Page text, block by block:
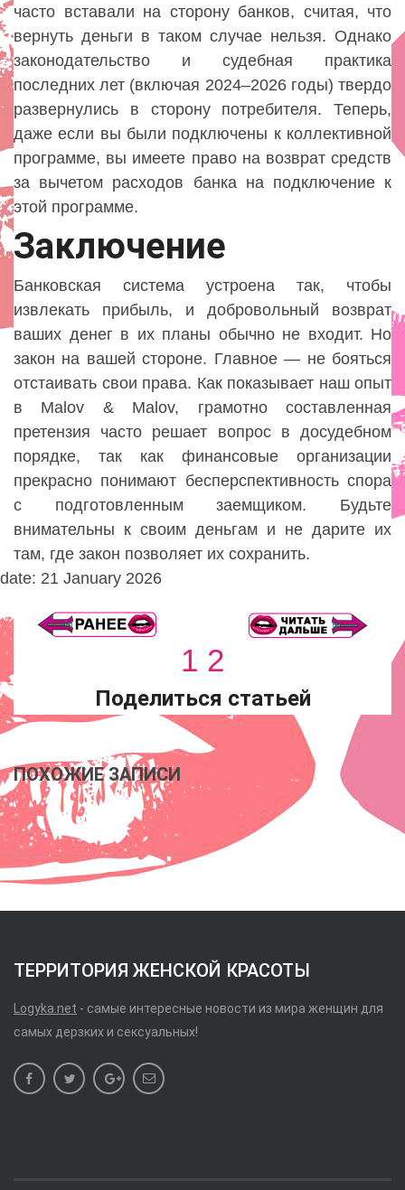
часто вставали на сторону банков, считая, что
вернуть деньги в таком случае нельзя. Однако
законодательство и судебная практика
последних лет (включая 2024–2026 годы) твердо
развернулись в сторону потребителя. Теперь,
даже если вы были подключены к коллективной
программе, вы имеете право на возврат средств
за вычетом расходов банка на подключение к
этой программе.
Заключение
Банковская система устроена так, чтобы
извлекать прибыль, и добровольный возврат
ваших денег в их планы обычно не входит. Но
закон на вашей стороне. Главное — не бояться
отстаивать свои права. Как показывает наш опыт
в Malov & Malov, грамотно составленная
претензия часто решает вопрос в досудебном
порядке, так как финансовые организации
прекрасно понимают бесперспективность спора
с подготовленным заемщиком. Будьте
внимательны к своим деньгам и не дарите их
там, где закон позволяет их сохранить.
date: 21 January 2026
1 2
Поделиться статьей
ПОХОЖИЕ ЗАПИСИ
ТЕРРИТОРИЯ ЖЕНСКОЙ КРАСОТЫ
Logyka.net - самые интересные новости из мира женщин для
самых дерзких и сексуальных!